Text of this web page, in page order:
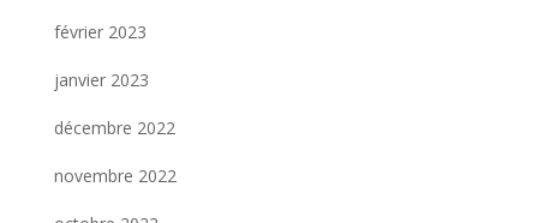
février 2023
janvier 2023
décembre 2022
novembre 2022